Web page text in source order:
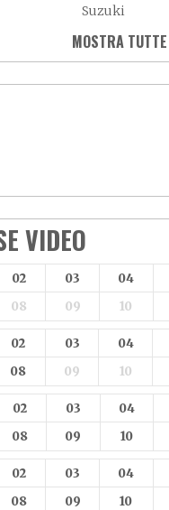
Suzuki
Yamaha
MOSTRA
VIDEO
02 03 04
08 09 10
02 03 04
08 09 10
02 03 04
08 09 10
02 03 04
08 09 10